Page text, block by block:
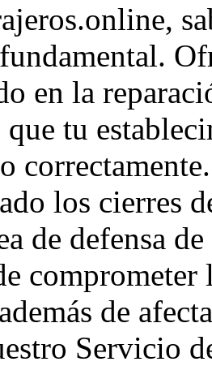
en la
que tu
los cierres
de defensa
de
Servicio